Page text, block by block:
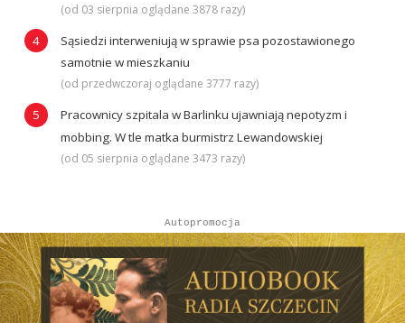
(od 03 sierpnia oglądane 3878 razy)
Sąsiedzi interweniują w sprawie psa pozostawionego
samotnie w mieszkaniu
(od przedwczoraj oglądane 3777 razy)
Pracownicy szpitala w Barlinku ujawniają nepotyzm i
mobbing. W tle matka burmistrz Lewandowskiej
(od 05 sierpnia oglądane 3473 razy)
Autopromocja